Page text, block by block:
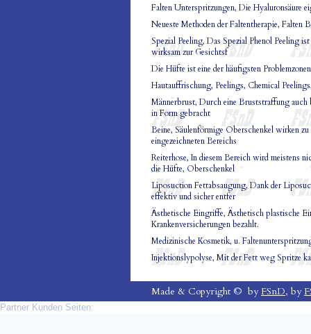
Falten Unterspritzungen, Die Hyaluronsäure
Neueste Methoden der Faltentherapie, Falten
Spezial Peeling, Das Spezial Phenol Peeling
wirksam zur Gesichtsf
Die Hüfte ist eine der häufigsten
Hautauffrischung, Peelings, Chemical
Männerbrust, Durch eine Bruststraffung auch
in Form gebracht
Beine, Säulenförmige Oberschenkel wirken
eingezeichneten Bereichs
Reiterhose, In diesem Bereich wird meistens
die Hüfte, Oberschenkel
Liposuction Fettabsaugung, Dank der
effektiv und sicher entfer
Ästhetische Eingriffe, Ästhetisch plastische
Krankenversicherungen bezahlt.
Medizinische Kosmetik, u.
Injektionslypolyse, Mit der Fett weg Spritze
Made & Copyright © by FSnD, by
Partner Kunden Seiten: